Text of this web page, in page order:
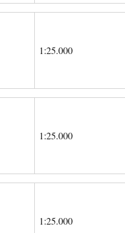
1:25.000
1:25.000
1:25.000